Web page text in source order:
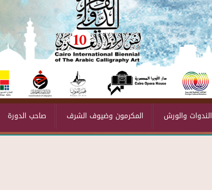
صاحب الدورة المكرمون وضيوف الشرف الندوات والورش